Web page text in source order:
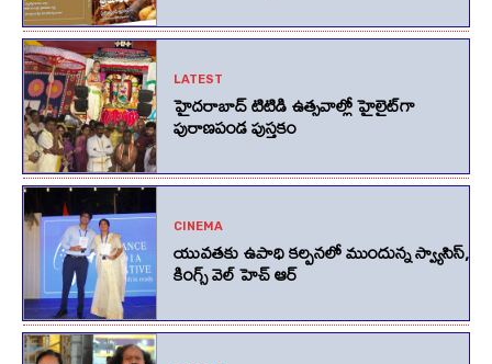
LATEST
హైదరాబాద్ టిటిడి ఉత్సవాల్లో హైలైట్‌గా
పురాణపండ పుస్తకం
CINEMA
యువతకు ఉపాధి కల్పనలో ముందున్న స్వ్యాసిస్,
కింగ్స్‌ వెల్‌ హెచ్‌ ఆర్‌